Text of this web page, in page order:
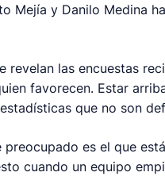
Mejía y Danilo Medina
revelan las encuestas
favorecen. Estar
que no son
preocupado es el que
cuando un equipo